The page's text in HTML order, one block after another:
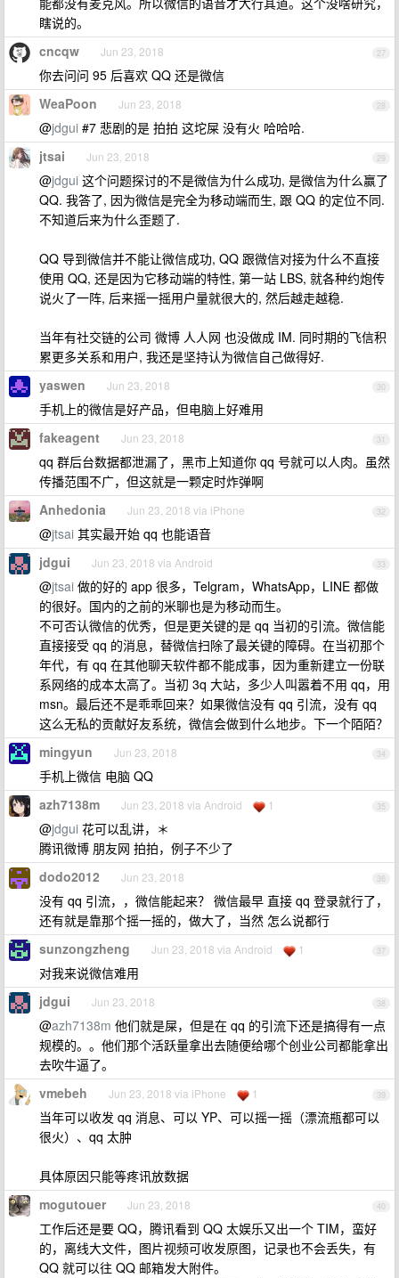
瞎说的。
27
cncqw Jun 23, 2018
你去问问 95 后喜欢 QQ 还是微信
28
WeaPoon Jun 23, 2018
@jdgui #7 悲剧的是 拍拍 这坨屎 没有火 哈哈哈.
29
jtsai Jun 23, 2018
@jdgui 这个问题探讨的不是微信为什么成功, 是微信为什么赢了
QQ. 我答了, 因为微信是完全为移动端而生, 跟 QQ 的定位不同.
不知道后来为什么歪题了.
QQ 导到微信并不能让微信成功, QQ 跟微信对接为什么不直接
使用 QQ, 还是因为它移动端的特性, 第一站 LBS, 就各种约炮传
说火了一阵, 后来摇一摇用户量就很大的, 然后越走越稳.
当年有社交链的公司 微博 人人网 也没做成 IM. 同时期的飞信积
累更多关系和用户, 我还是坚持认为微信自己做得好.
30
yaswen Jun 23, 2018
手机上的微信是好产品，但电脑上好难用
31
fakeagent Jun 23, 2018
qq 群后台数据都泄漏了，黑市上知道你 qq 号就可以人肉。虽然
传播范围不广，但这就是一颗定时炸弹啊
32
Anhedonia Jun 23, 2018 via iPhone
@jtsai 其实最开始 qq 也能语音
33
jdgui Jun 23, 2018 via Android
@jtsai 做的好的 app 很多，Telgram，WhatsApp，LINE 都做
的很好。国内的之前的米聊也是为移动而生。
不可否认微信的优秀，但是更关键的是 qq 当初的引流。微信能
直接接受 qq 的消息，替微信扫除了最关键的障碍。在当初那个
年代，有 qq 在其他聊天软件都不能成事，因为重新建立一份联
系网络的成本太高了。当初 3q 大站，多少人叫嚣着不用 qq，用
msn。最后还不是乖乖回来？如果微信没有 qq 引流，没有 qq
这么无私的贡献好友系统，微信会做到什么地步。下一个陌陌？
34
mingyun Jun 23, 2018
手机上微信 电脑 QQ
35
azh7138m Jun 23, 2018 via Android 1
@jdgui 花可以乱讲，＊
腾讯微博 朋友网 拍拍，例子不少了
36
dodo2012 Jun 23, 2018
没有 qq 引流，，微信能起来？ 微信最早 直接 qq 登录就行了，
还有就是靠那个摇一摇的，做大了，当然 怎么说都行
37
sunzongzheng Jun 23, 2018 via Android 1
对我来说微信难用
38
jdgui Jun 23, 2018
@azh7138m 他们就是屎，但是在 qq 的引流下还是搞得有一点
规模的。。他们那个活跃量拿出去随便给哪个创业公司都能拿出
去吹牛逼了。
39
vmebeh Jun 23, 2018 via iPhone 1
当年可以收发 qq 消息、可以 YP、可以摇一摇（漂流瓶都可以
很火）、qq 太肿
具体原因只能等疼讯放数据
40
mogutouer Jun 23, 2018
工作后还是要 QQ，腾讯看到 QQ 太娱乐又出一个 TIM，蛮好
的，离线大文件，图片视频可收发原图，记录也不会丢失，有
QQ 就可以往 QQ 邮箱发大附件。